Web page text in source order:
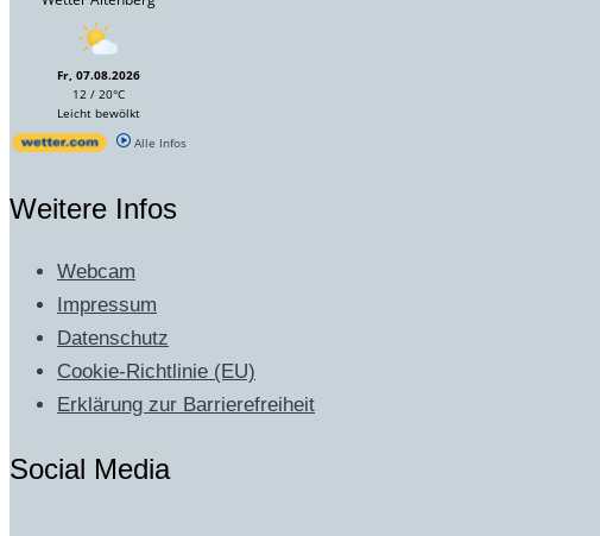
Fr, 07.08.2026
12 / 20°C
Leicht bewölkt
Alle Infos
Weitere Infos
Webcam
Impressum
Datenschutz
Cookie-Richtlinie (EU)
Erklärung zur Barrierefreiheit
Social Media